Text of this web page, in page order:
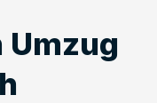
Umzug